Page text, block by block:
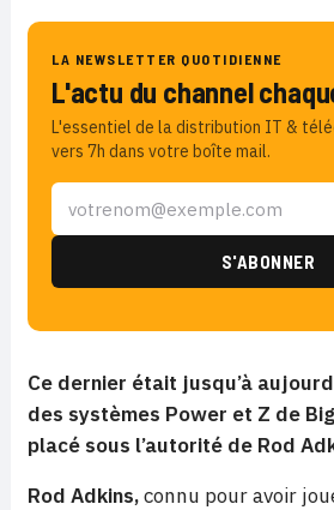
LA NEWSLETTER QUOTIDIENNE
L'actu du channel
L'essentiel de la distribution IT &
vers 7h dans votre boîte mail.
Ce dernier était jusqu’à
des systèmes Power et Z de
placé sous l’autorité de Rod
Rod Adkins,connu pour avoir